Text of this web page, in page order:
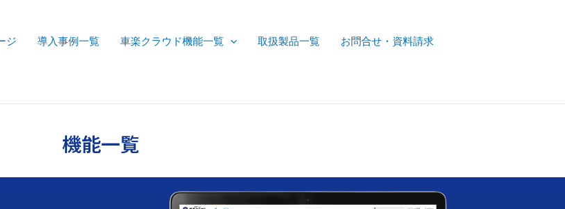
ジ 導入事例一覧 車楽クラウド機能一覧 取扱製品一覧
お問合せ・資料請求
機能一覧